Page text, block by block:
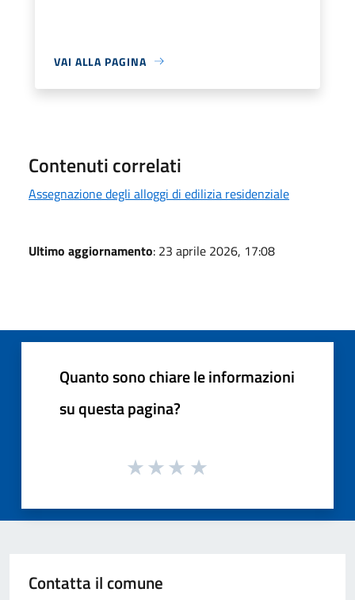
VAI ALLA PAGINA
Contenuti correlati
Assegnazione degli alloggi di edilizia residenziale
Ultimo aggiornamento: 23 aprile 2026, 17:08
Quanto sono chiare le informazioni
su questa pagina?
Contatta il comune